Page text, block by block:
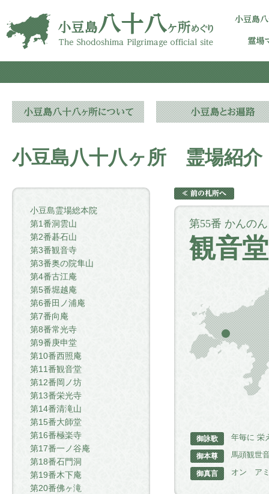
小豆島八十八ヶ所 霊場紹介
第55番 かんの
観音堂
御詠歌 年毎に 栄
御本尊 馬頭観世
御真言 オン ア
小豆島霊場総本院
第1番洞雲山
第2番碁石山
第3番観音寺
第3番奥の院隼山
第4番古江庵
第5番堀越庵
第6番田ノ浦庵
第7番向庵
第8番常光寺
第9番庚申堂
第10番西照庵
第11番観音堂
第12番岡ノ坊
第13番栄光寺
第14番清滝山
第15番大師堂
第16番極楽寺
第17番一ノ谷庵
第18番石門洞
第19番木下庵
第20番佛ヶ滝